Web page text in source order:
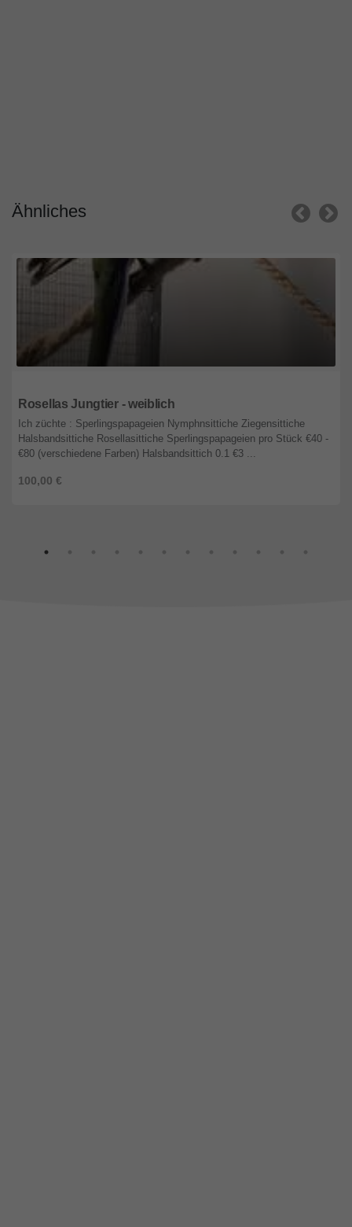
Ähnliches
Rosellas Jungtier - weiblich
100,00 €
Ich züchte : Sperlingspapageien Nymphnsittiche Ziegensittiche
Halsbandsittiche Rosellasittiche Sperlingspapageien pro Stück €40 -
€80 (verschiedene Farben) Halsbandsittich 0.1 €3 ...